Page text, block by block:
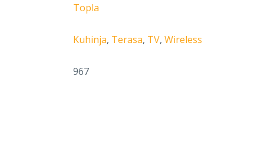
Topla
Kuhinja, Terasa, TV, Wireless
967